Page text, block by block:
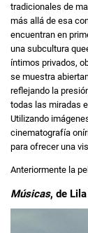
tradicionales de
más allá de esa
encuentran en
una subcultura
íntimos privados,
se muestra
reflejando la
todas las miradas
Utilizando
cinematografía
para ofrecer una
Anteriormente la
Músicas, de